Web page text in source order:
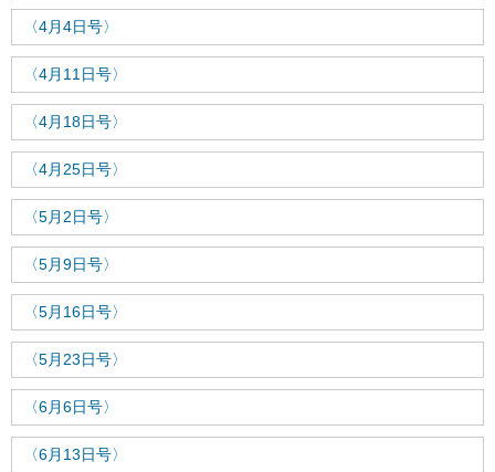
〈4月4日号〉
〈4月11日号〉
〈4月18日号〉
〈4月25日号〉
〈5月2日号〉
〈5月9日号〉
〈5月16日号〉
〈5月23日号〉
〈6月6日号〉
〈6月13日号〉